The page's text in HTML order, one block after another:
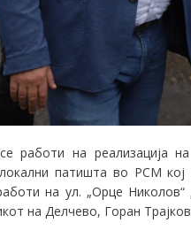
работи на реализација
патишта во РСМ кој
на ул. „Орце Николов“
на Делчево, Горан